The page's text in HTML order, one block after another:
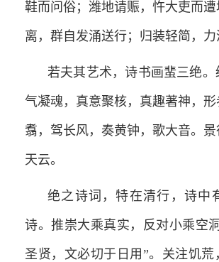
鞋而问俗；潍地请赈，忤大吏而
离，群自发涌送行；归装轻简，力
若夫其艺术，诗书画蜚三绝。
气凝魂，真意聚核，真趣著神，
翥，驾长风，奏黄钟，歌大音。
天云。
绝之诗词，特在清行，诗中
诗。推崇大乘真实，反对小乘空
圣贤，文必切于日用”。关注饥荒